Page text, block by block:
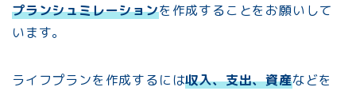
プランシュミレーションを作成することをお願いして
います。
ライフプランを作成するには収入、支出、資産などを